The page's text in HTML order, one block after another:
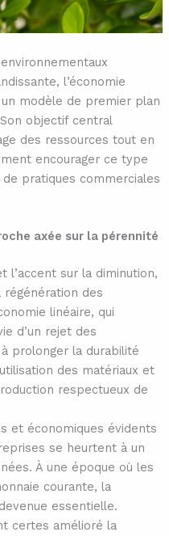
l’économie
modèle de premier plan
objectif central
des ressources tout en
encourager ce type
de pratiques commerciales
axée sur la pérennité
l’accent sur la diminution,
des
linéaire, qui
d’un rejet des
prolonger la durabilité
des matériaux et
respectueux de
et économiques évidents
se heurtent à un
À une époque où les
courante, la
essentielle.
certes amélioré la